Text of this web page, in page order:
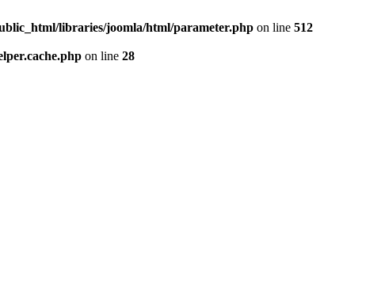
libraries/joomla/html/parameter.php on line 512
on line 28